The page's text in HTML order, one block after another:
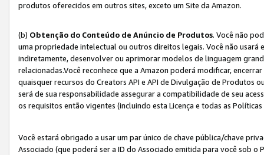
produtos oferecidos em outros sites, exceto um Site da Amazon.
(b) Obtenção do Conteúdo de Anúncio de Produtos. Você não
uma propriedade intelectual ou outros direitos legais. Você não
indiretamente, desenvolver ou aprimorar modelos de linguagem
relacionadas.Você reconhece que a Amazon poderá modificar,
quaisquer recursos do Creators API e API de Divulgação de Produtos
será de sua responsabilidade assegurar a compatibilidade de seu
os requisitos então vigentes (incluindo esta Licença e todas as
Você estará obrigado a usar um par único de chave pública/chave
Associado (que poderá ser a ID do Associado emitida para você sob